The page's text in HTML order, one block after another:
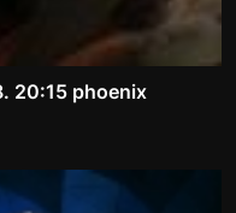
20:15 phoenix